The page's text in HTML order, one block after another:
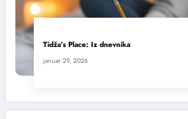
Tidža’s Place: Iz dnevnika
januar 29, 2026